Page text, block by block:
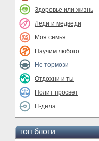
Здоровье или жизнь
Леди и медведи
Моя семья
Научим любого
Не тормози
Отдохни и ты
Полит просвет
IT-дела
топ блоги